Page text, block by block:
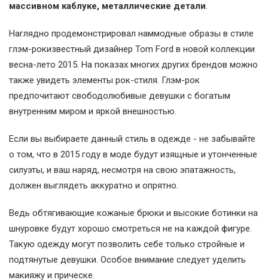
массивном каблуке, металлические детали.
Наглядно продемонстрировал наммодные образы в стиле
глэм-рокизвестный дизайнер Tom Ford в новой коллекции
весна-лето 2015. На показах многих других брендов можно
также увидеть элементы рок-стиля. Глэм-рок
предпочитают свободолюбивые девушки с богатым
внутренним миром и яркой внешностью.
Если вы выбираете данный стиль в одежде - не забывайте
о том, что в 2015 году в моде будут изящные и утонченные
силуэты, и ваш наряд, несмотря на свою эпатажность,
должен выглядеть аккуратно и опрятно.
Ведь обтягивающие кожаные брюки и высокие ботинки на
шнуровке будут хорошо смотреться не на каждой фигуре.
Такую одежду могут позволить себе только стройные и
подтянутые девушки. Особое внимание следует уделить
макияжу и прическе.